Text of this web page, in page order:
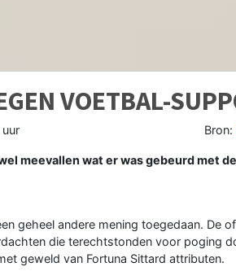
VOETBAL-
Bron:
meevallen wat er was gebeurd met
geheel andere mening toegedaan. De
die terechtstonden voor poging
geweld van Fortuna Sittard attributen.